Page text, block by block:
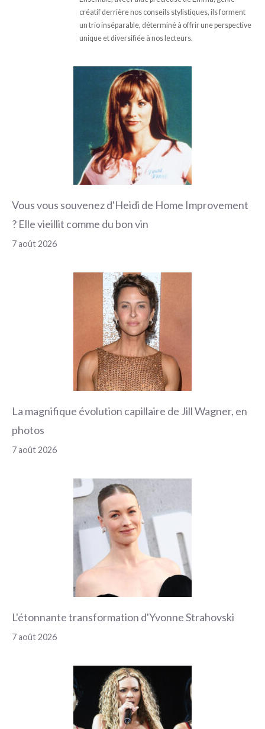
créatif derrière nos conseils stylistiques, ils forment
un trio inséparable, déterminé à offrir une perspective
unique et diversifiée à nos lecteurs.
Vous vous souvenez d'Heidi de Home Improvement
? Elle vieillit comme du bon vin
7 août 2026
La magnifique évolution capillaire de Jill Wagner, en
photos
7 août 2026
L'étonnante transformation d'Yvonne Strahovski
7 août 2026